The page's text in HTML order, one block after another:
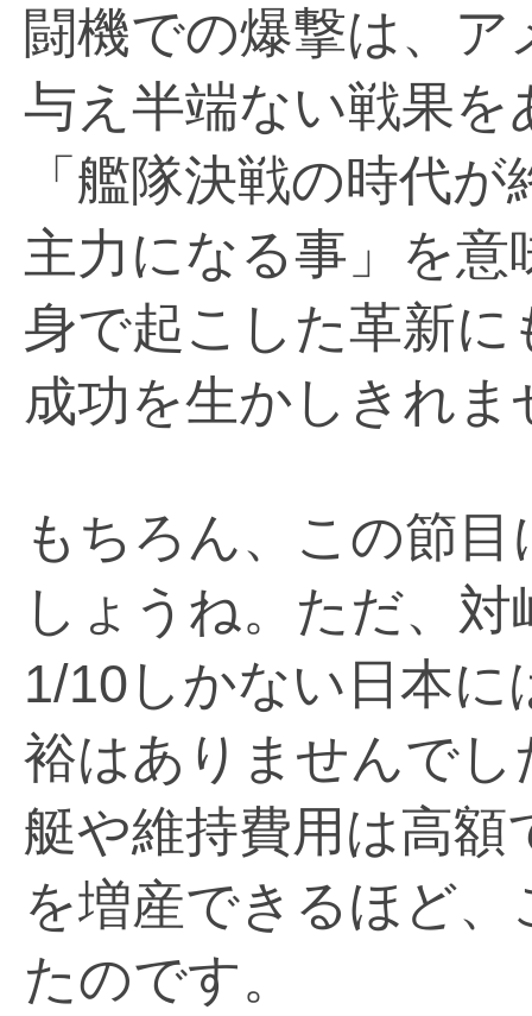
闘機での爆撃は、
与え半端ない戦果
「艦隊決戦の時代
主力になる事」を
身で起こした革新
成功を生かしきれ
もちろん、この節
しょうね。ただ、
1/10しかない日本
裕はありませんで
艇や維持費用は高額
を増産できるほど
たのです。